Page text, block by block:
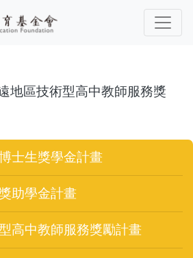
地區技術型高中教師服務獎
士生獎學金計畫
助學金計畫
高中教師服務獎勵計畫